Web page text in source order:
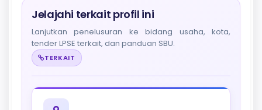
Jelajahi terkait profil ini
Lanjutkan penelusuran ke bidang usaha, kota,
tender LPSE terkait, dan panduan SBU.
TERKAIT